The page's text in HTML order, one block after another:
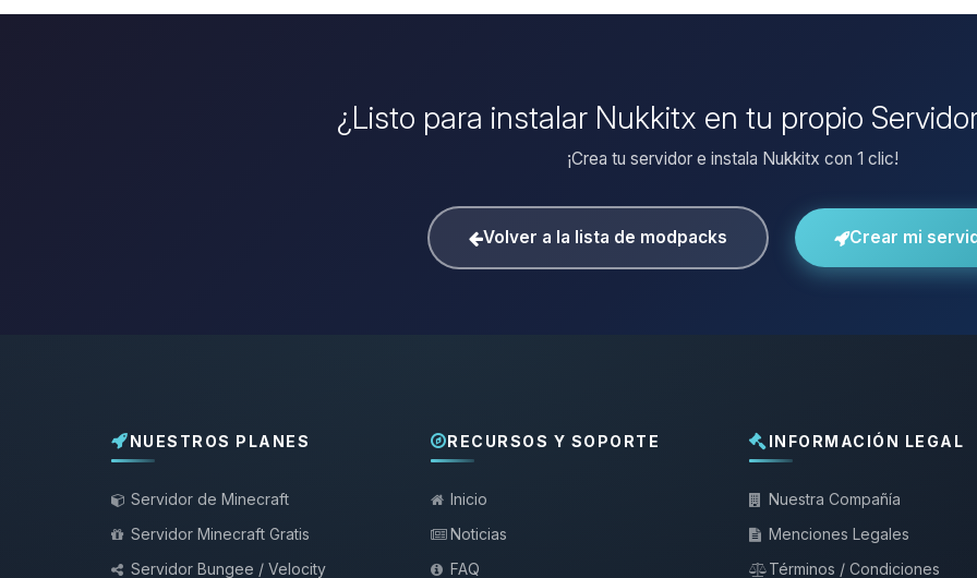
¿Listo para instalar Nukkitx en tu propio
¡Crea tu servidor e instala Nukkitx con 1 clic!
Volver a la lista de modpacks Crear mi
NUESTROS PLANES
Servidor de Minecraft
Servidor Minecraft Gratis
Servidor Bungee / Velocity
RECURSOS Y SOPORTE
Inicio
Noticias
FAQ
INFORMACIÓN LEGAL
Nuestra Compañía
Menciones Legales
Términos / Condiciones